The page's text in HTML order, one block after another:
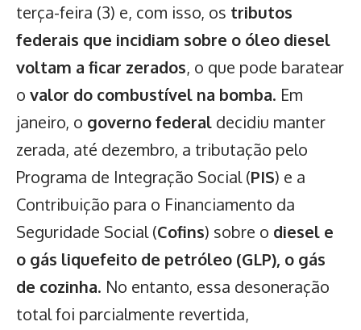
terça-feira (3) e, com isso, os tributos
federais que incidiam sobre o óleo diesel
voltam a ficar zerados, o que pode baratear
o valor do combustível na bomba. Em
janeiro, o governo federal decidiu manter
zerada, até dezembro, a tributação pelo
Programa de Integração Social (PIS) e a
Contribuição para o Financiamento da
Seguridade Social (Cofins) sobre o diesel e
o gás liquefeito de petróleo (GLP), o gás
de cozinha. No entanto, essa desoneração
total foi parcialmente revertida,